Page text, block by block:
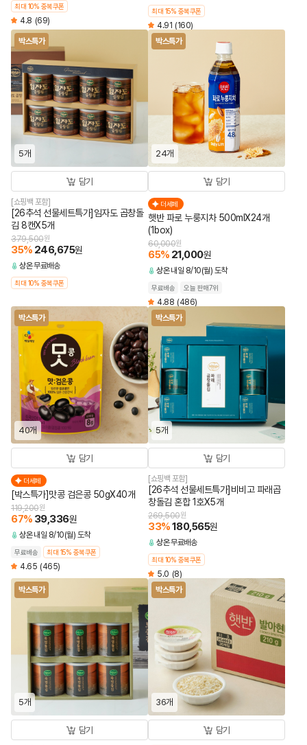
최대 10% 중복쿠폰
4.8 (69)
최대 15% 중복쿠폰
4.91 (160)
박스특가
5개
담기
[쇼핑백 포함]
[26추석 선물세트특가]임자도 곱창돌
김 8캔X5개
379,500원
35% 246,675원
상온무료배송
최대 10% 중복쿠폰
박스특가
24개
담기
더세페
햇반 파로 누룽지차 500mlX24개
(1box)
60,000원
65% 21,000원
상온 내일 8/10(월) 도착
무료배송 오늘 판매7위
4.88 (486)
박스특가
40개
담기
더세페
[박스특가]맛콩 검은콩 50gX40개
119,200원
67% 39,336원
상온 내일 8/10(월) 도착
무료배송 최대 15% 중복쿠폰
4.65 (465)
박스특가
5개
담기
[쇼핑백 포함]
[26추석 선물세트특가]비비고 파래곱
창돌김 혼합 1호X5개
269,500원
33%180,565원
상온무료배송
최대 10% 중복쿠폰
5.0 (8)
박스특가
5개
담기
박스특가
36개
담기